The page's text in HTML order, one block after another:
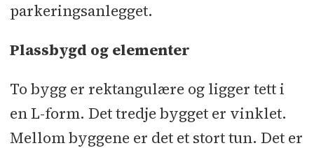
parkeringsanlegget.
Plassbygd og elementer
To bygg er rektangulære og ligger tett i
en L-form. Det tredje bygget er vinklet.
Mellom byggene er det et stort tun. Det er